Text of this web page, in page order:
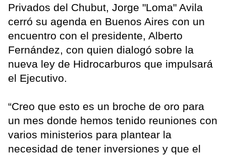
Privados del Chubut, Jorge "Loma" Avila
cerró su agenda en Buenos Aires con un
encuentro con el presidente, Alberto
Fernández, con quien dialogó sobre la
nueva ley de Hidrocarburos que impulsará
el Ejecutivo.
“Creo que esto es un broche de oro para
un mes donde hemos tenido reuniones con
varios ministerios para plantear la
necesidad de tener inversiones y que el